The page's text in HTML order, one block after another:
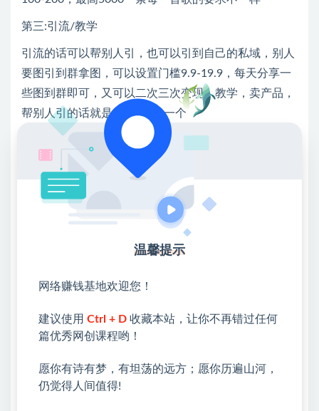
第三:引流/教学
引流的话可以帮别人引，也可以引到自己的私域，别人
要图引到群拿图，可以设置门槛9.9-19.9，每天分享一
些图到群即可，又可以二次三次变现，教学，卖产品，
帮别人引的话就是单价2-5快一个
💖课程资料【免费】领取教程💖
】三个点
限时活动：注册新用户赠送VIP
收藏 海报
温馨提示
网络赚钱基地欢迎您！
建议使用 Ctrl + D 收藏本站，让你不再错过任何
篇优秀网创课程哟！
愿你有诗有梦，有坦荡的远方；愿你历遍山河，
仍觉得人间值得!